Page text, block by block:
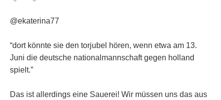
@ekaterina77
“dort könnte sie den torjubel hören, wenn etwa am 13.
Juni die deutsche nationalmannschaft gegen holland
spielt.”
Das ist allerdings eine Sauerei! Wir müssen uns das aus